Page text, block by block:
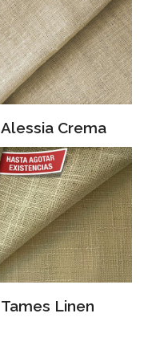
Alessia Crema
Tames Linen